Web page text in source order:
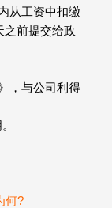
从工资中扣缴
之前提交给政
，与公司利得
何?